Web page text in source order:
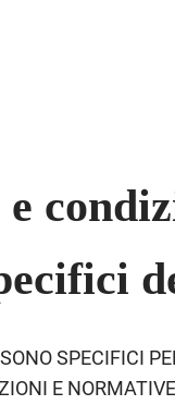
e
SONO SPECIFICI
E